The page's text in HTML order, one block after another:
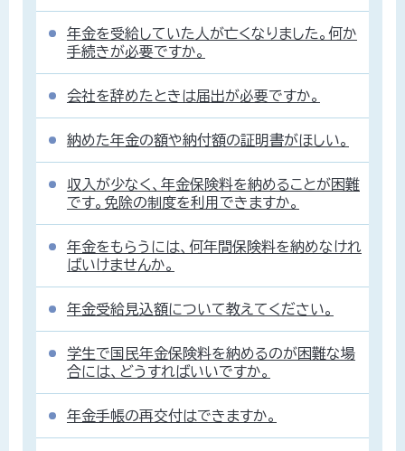
年金を受給していた人が亡くなりました。何か
手続きが必要ですか。
会社を辞めたときは届出が必要ですか。
納めた年金の額や納付額の証明書がほしい。
収入が少なく、年金保険料を納めることが困難
です。免除の制度を利用できますか。
年金をもらうには、何年間保険料を納めなけれ
ばいけませんか。
年金受給見込額について教えてください。
学生で国民年金保険料を納めるのが困難な場
合には、どうすればいいですか。
年金手帳の再交付はできますか。